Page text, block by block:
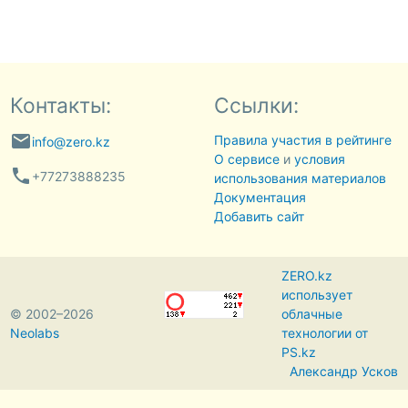
Контакты:
emailinfo@zero.kz
phone +77273888235
Ссылки:
Правила участия в рейтинге
О сервисеи условия
использования материалов
Документация
Добавить сайт
© 2002–2026
Neolabs
ZERO.kz
использует
облачные
технологии от
PS.kz
Александр Усков